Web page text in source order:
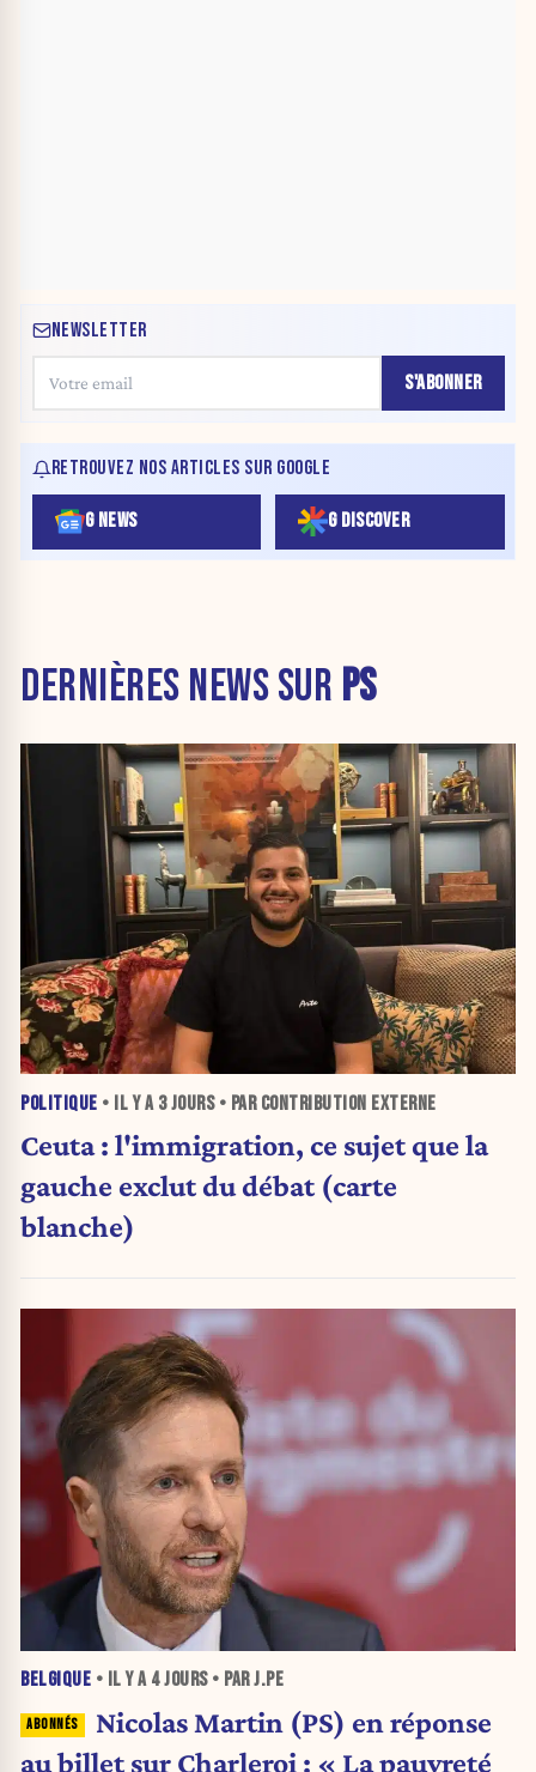
NEWSLETTER
S'ABONNER
RETROUVEZ NOS ARTICLES SUR GOOGLE
G NEWS G DISCOVER
DERNIÈRES NEWS SUR PS
POLITIQUE • IL Y A 3 JOURS• PAR CONTRIBUTION EXTERNE
Ceuta : l'immigration, ce sujet que la
gauche exclut du débat (carte
blanche)
BELGIQUE • IL Y A 4 JOURS• PAR J.PE
Nicolas Martin (PS) en réponse
au billet sur Charleroi : « La pauvreté